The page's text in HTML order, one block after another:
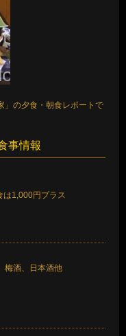
」の夕食・朝食レポートで
事情報
1,000円プラス
梅酒、日本酒他